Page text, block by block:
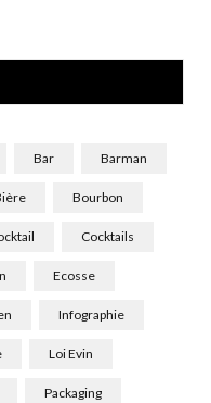
Bar Barman
Bourbon
Cocktails
Ecosse
Infographie
Loi Evin
Packaging